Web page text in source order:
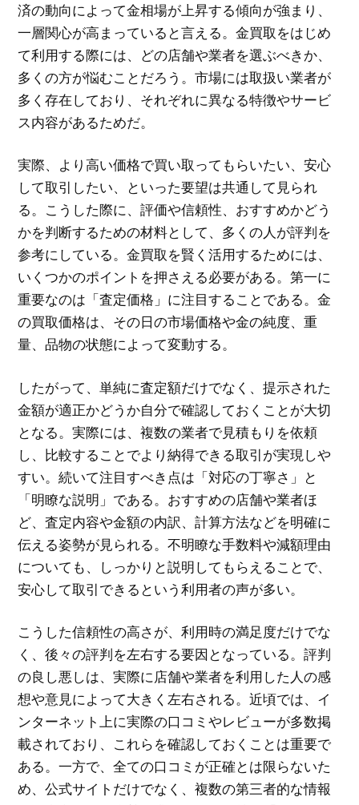
済の動向によって金相場が上昇する傾向が強まり、
一層関心が高まっていると言える。金買取をはじめ
て利用する際には、どの店舗や業者を選ぶべきか、
多くの方が悩むことだろう。市場には取扱い業者が
多く存在しており、それぞれに異なる特徴やサービ
ス内容があるためだ。
実際、より高い価格で買い取ってもらいたい、安心
して取引したい、といった要望は共通して見られ
る。こうした際に、評価や信頼性、おすすめかどう
かを判断するための材料として、多くの人が評判を
参考にしている。金買取を賢く活用するためには、
いくつかのポイントを押さえる必要がある。第一に
重要なのは「査定価格」に注目することである。金
の買取価格は、その日の市場価格や金の純度、重
量、品物の状態によって変動する。
したがって、単純に査定額だけでなく、提示された
金額が適正かどうか自分で確認しておくことが大切
となる。実際には、複数の業者で見積もりを依頼
し、比較することでより納得できる取引が実現しや
すい。続いて注目すべき点は「対応の丁寧さ」と
「明瞭な説明」である。おすすめの店舗や業者ほ
ど、査定内容や金額の内訳、計算方法などを明確に
伝える姿勢が見られる。不明瞭な手数料や減額理由
についても、しっかりと説明してもらえることで、
安心して取引できるという利用者の声が多い。
こうした信頼性の高さが、利用時の満足度だけでな
く、後々の評判を左右する要因となっている。評判
の良し悪しは、実際に店舗や業者を利用した人の感
想や意見によって大きく左右される。近頃では、イ
ンターネット上に実際の口コミやレビューが多数掲
載されており、これらを確認しておくことは重要で
ある。一方で、全ての口コミが正確とは限らないた
め、公式サイトだけでなく、複数の第三者的な情報